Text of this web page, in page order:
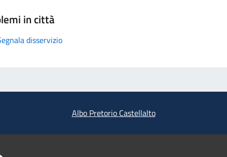
in città
disservizio
Albo Pretorio Castellalto